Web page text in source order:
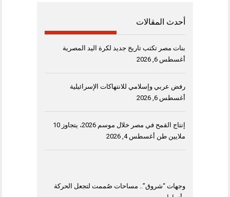
أحدث المقالات
بنات مصر تكتب تاريخ جديد لكرة اليد المصرية
أغسطس 6, 2026
رفض عربي وإسلامي للانتهاكات الإسرائيلية
أغسطس 6, 2026
إنتاج القمح في مصر خلال موسم 2026، يتجاوز 10
ملايين طن أغسطس 4, 2026
وجهات “شروق”.. مساحات صُممت لتجعل الحركة